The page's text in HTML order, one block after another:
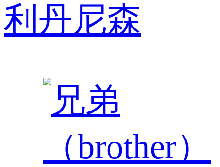
利丹尼森